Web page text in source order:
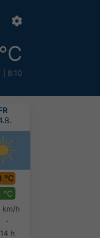
8:10
°C
°C
km/h
-
14 h